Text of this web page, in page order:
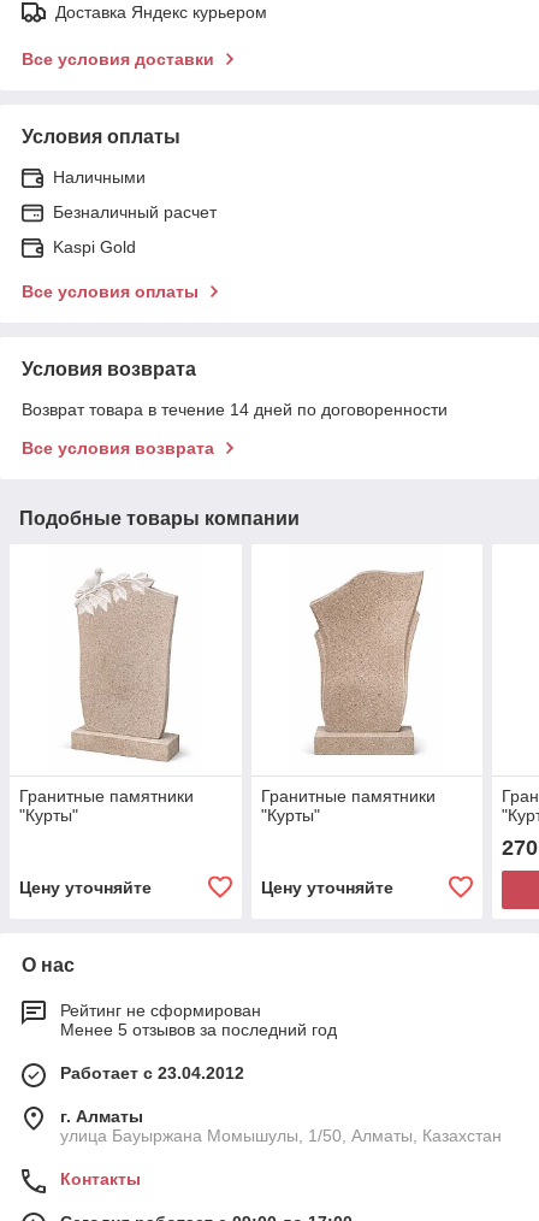
Доставка Яндекс курьером
Все условия доставки
Условия оплаты
Наличными
Безналичный расчет
Kaspi Gold
Все условия оплаты
Условия возврата
Возврат товара в течение 14 дней по договоренности
Все условия возврата
Подобные товары компании
Гранитные памятники
"Курты"
Цену уточняйте
Гранитные памятники
"Курты"
Цену уточняйте
О нас
Рейтинг не сформирован
Менее 5 отзывов за последний год
Работает с 23.04.2012
г. Алматы
улица Бауыржана Момышулы, 1/50, Алматы, Казахстан
Контакты